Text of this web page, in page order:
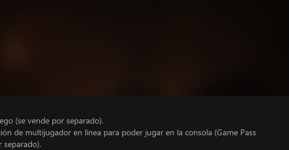
(se vende por separado).
de multijugador en línea para poder jugar en la consola (Game Pass